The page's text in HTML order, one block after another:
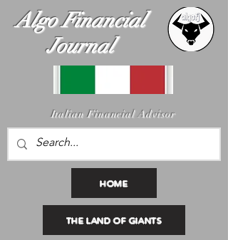
Algo Financial
Journal
Italian Financial Advisor
HOME
THE LAND OF GIANTS